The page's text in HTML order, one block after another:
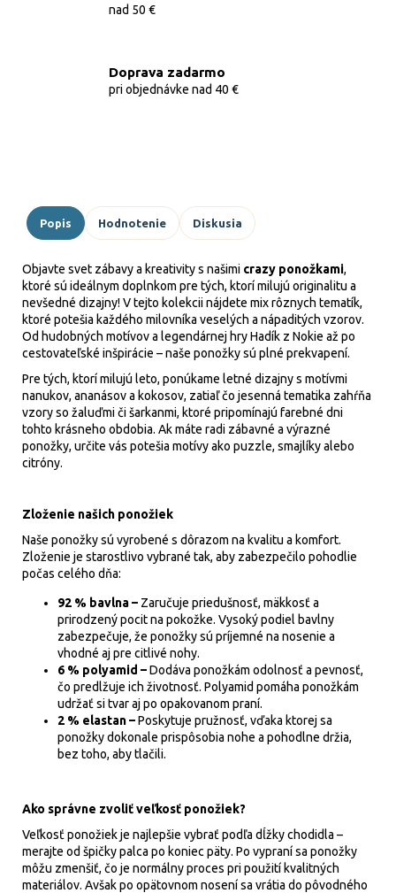
nad 50 €
Doprava zadarmo
pri objednávke nad 40 €
Popis Hodnotenie Diskusia
Objavte svet zábavy a kreativity s našimi crazy ponožkami,
ktoré sú ideálnym doplnkom pre tých, ktorí milujú originalitu a
nevšedné dizajny! V tejto kolekcii nájdete mix rôznych tematík,
ktoré potešia každého milovníka veselých a nápaditých vzorov.
Od hudobných motívov a legendárnej hry Hadík z Nokie až po
cestovateľské inšpirácie – naše ponožky sú plné prekvapení.
Pre tých, ktorí milujú leto, ponúkame letné dizajny s motívmi
nanukov, ananásov a kokosov, zatiaľ čo jesenná tematika zahŕňa
vzory so žaluďmi či šarkanmi, ktoré pripomínajú farebné dni
tohto krásneho obdobia. Ak máte radi zábavné a výrazné
ponožky, určite vás potešia motívy ako puzzle, smajlíky alebo
citróny.
Zloženie našich ponožiek
Naše ponožky sú vyrobené s dôrazom na kvalitu a komfort.
Zloženie je starostlivo vybrané tak, aby zabezpečilo pohodlie
počas celého dňa:
92 % bavlna – Zaručuje priedušnosť, mäkkosť a
prirodzený pocit na pokožke. Vysoký podiel bavlny
zabezpečuje, že ponožky sú príjemné na nosenie a
vhodné aj pre citlivé nohy.
6 % polyamid –Dodáva ponožkám odolnosť a pevnosť,
čo predlžuje ich životnosť. Polyamid pomáha ponožkám
udržať si tvar aj po opakovanom praní.
2 % elastan –Poskytuje pružnosť, vďaka ktorej sa
ponožky dokonale prispôsobia nohe a pohodlne držia,
bez toho, aby tlačili.
Ako správne zvoliť veľkosť ponožiek?
Veľkosť ponožiek je najlepšie vybrať podľa dĺžky chodidla –
merajte od špičky palca po koniec päty. Po vypraní sa ponožky
môžu zmenšiť, čo je normálny proces pri použití kvalitných
materiálov. Avšak po opätovnom nosení sa vrátia do pôvodného